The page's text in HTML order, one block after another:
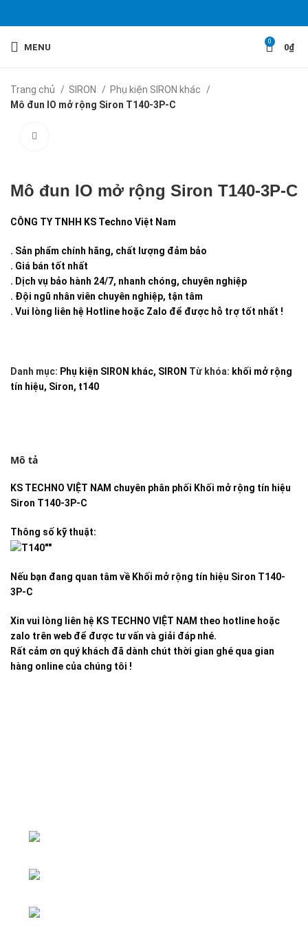
MENU
0
0₫
Trang chủ SIRON
Phụ kiện SIRON khác
Mô đun IO mở rộng Siron T140-3P-C
Mô đun IO mở rộng Siron T140-3P-C
CÔNG TY TNHH KS Techno Việt Nam
. Sản phẩm chính hãng, chất lượng đảm bảo
. Giá bán tốt nhất
. Dịch vụ bảo hành 24/7, nhanh chóng, chuyên nghiệp
. Đội ngũ nhân viên chuyên nghiệp, tận tâm
. Vui lòng liên hệ Hotline hoặc Zalo để được hỗ trợ tốt nhất !
Danh mục: Phụ kiện SIRON khác, SIRON Từ khóa: khối mở rộng
tín hiệu, Siron, t140
Mô tả
KS TECHNO VIỆT NAM chuyên phân phối Khối mở rộng tín hiệu
Siron T140-3P-C
Thông số kỹ thuật:
Nếu bạn đang quan tâm về Khối mở rộng tín hiệu Siron T140-
3P-C
Xin vui lòng liên hệ KS TECHNO VIỆT NAM theo hotline hoặc
zalo trên web để được tư vấn và giải đáp nhé.
Rất cảm ơn quý khách đã dành chút thời gian ghé qua gian
hàng online của chúng tôi !